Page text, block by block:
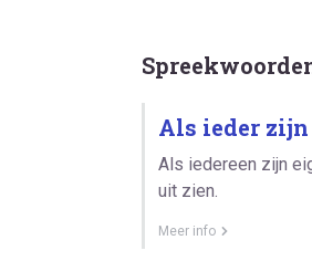
Als ieder
Als iedereen zijn
uit zien.
Meer info